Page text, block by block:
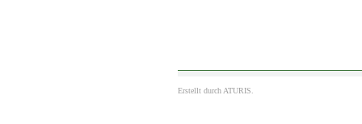
Erstellt durchATURIS.